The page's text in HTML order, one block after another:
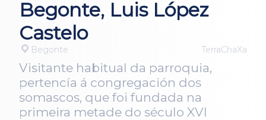
Begonte, Luis López
Castelo
Begonte TerraChaXa
Visitante habitual da parroquia,
pertencía á congregación dos
somascos, que foi fundada na
primeira metade do século XVI